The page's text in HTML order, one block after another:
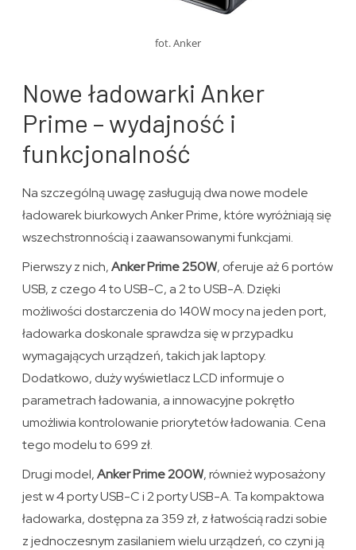
fot. Anker
Nowe ładowarki Anker
Prime – wydajność i
funkcjonalność
Na szczególną uwagę zasługują dwa nowe modele
ładowarek biurkowych Anker Prime, które wyróżniają się
wszechstronnością i zaawansowanymi funkcjami.
Pierwszy z nich,Anker Prime 250W, oferuje aż 6 portów
USB, z czego 4 to USB-C, a 2 to USB-A. Dzięki
możliwości dostarczenia do 140W mocy na jeden port,
ładowarka doskonale sprawdza się w przypadku
wymagających urządzeń, takich jak laptopy.
Dodatkowo, duży wyświetlacz LCD informuje o
parametrach ładowania, a innowacyjne pokrętło
umożliwia kontrolowanie priorytetów ładowania. Cena
tego modelu to 699 zł.
Drugi model,Anker Prime 200W, również wyposażony
jest w 4 porty USB-C i 2 porty USB-A. Ta kompaktowa
ładowarka, dostępna za 359 zł, z łatwością radzi sobie
z jednoczesnym zasilaniem wielu urządzeń, co czyni ją